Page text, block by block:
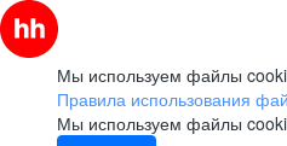
Мы используем файлы
Правила использования
Мы используем файлы